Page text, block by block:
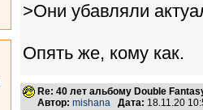
>Они убавляли
Опять же, кому как.
Re: 40 лет альбому Double
Автор: mishana Дата: 18.11.20